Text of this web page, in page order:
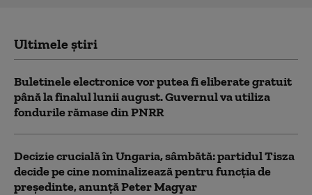
Ultimele știri
Buletinele electronice vor putea fi eliberate gratuit
până la finalul lunii august. Guvernul va utiliza
fondurile rămase din PNRR
Decizie crucială în Ungaria, sâmbătă: partidul Tisza
decide pe cine nominalizează pentru funcția de
președinte, anunță Peter Magyar